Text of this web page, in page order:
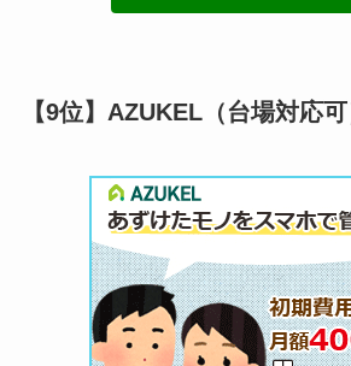
【9位】AZUKEL（台場対応可